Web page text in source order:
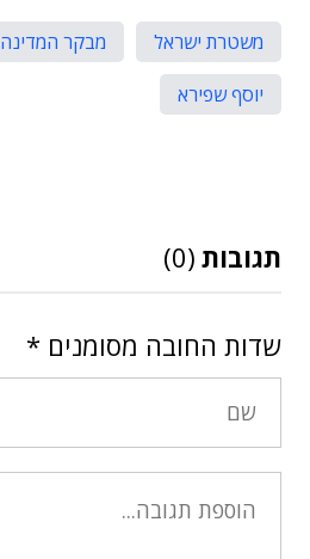
משטרת ישראל מבקר המדינה
יוסף שפירא
תגובות (0)
שדות החובה מסומנים *